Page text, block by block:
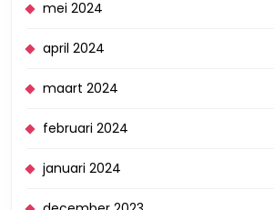
mei 2024
april 2024
maart 2024
februari 2024
januari 2024